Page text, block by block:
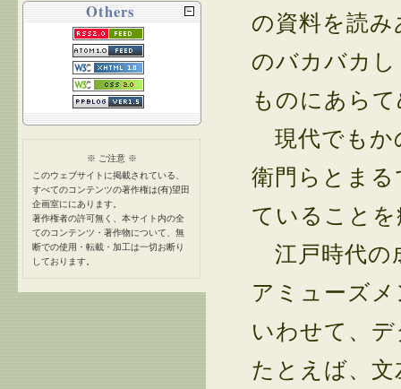
の資料を読
のバカバカ
ものにあら
現代でもか
衛門らとま
ていること
江戸時代の
アミューズ
いわせて、
たとえば、
Others
※ ご注意 ※
このウェブサイトに掲載されている、
すべてのコンテンツの著作権は(有)望田
企画室ににあります。
著作権者の許可無く、本サイト内の全
てのコンテンツ・著作物について、無
断での使用・転載・加工は一切お断り
しております。